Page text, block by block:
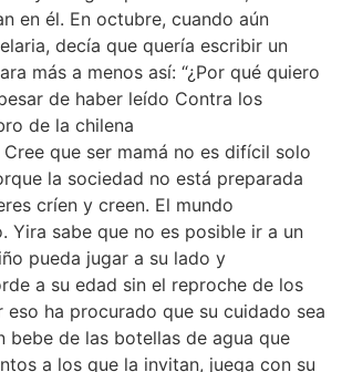
en él. En octubre, cuando aún
decía que quería escribir un
más a menos así: “¿Por qué quiero
de haber leído Contra los
de la chilena
Cree que ser mamá no es difícil solo
la sociedad no está preparada
críen y creen. El mundo
Yira sabe que no es posible ir a un
pueda jugar a su lado y
a su edad sin el reproche de los
eso ha procurado que su cuidado sea
bebe de las botellas de agua que
a los que la invitan, juega con su